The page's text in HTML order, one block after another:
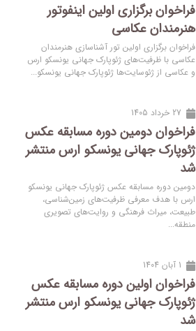
فراخوان برگزاری اولین اینفوتور
هنرمندان عکاسی
فراخوان برگزاری اولین تور آشناسازی هنرمندان
عکاسی با ظرفیت‌های ژئوپارک جهانی یونسکو ارس
و عکاسی از ژئوسایت‌ها ژئوپارک جهانی یونسکو...
27 خرداد 1405
فراخوان دومین دوره مسابقه عکس
ژئوپارک جهانی یونسکو ارس منتشر
شد
دومین دوره مسابقه عکس ژئوپارک جهانی یونسکو
ارس با هدف معرفی ظرفیت‌های زمین‌شناسی،
طبیعت، میراث فرهنگی و روایت‌های تصویری
منطقه...
1 آبان 1404
فراخوان اولین دوره مسابقه عکس
ژئوپارک جهانی یونسکو ارس منتشر
شد